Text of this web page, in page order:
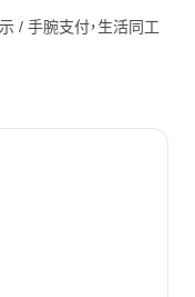
/ 手腕支付，生活同工